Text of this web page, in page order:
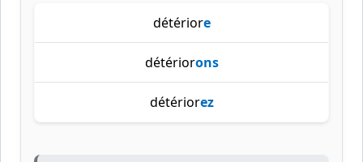
détériore
détériorons
détériorez